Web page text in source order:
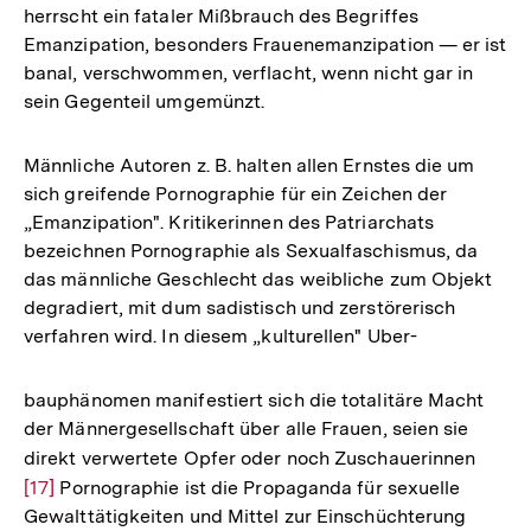
herrscht ein fataler Mißbrauch des Begriffes
Emanzipation, besonders Frauenemanzipation — er ist
banal, verschwommen, verflacht, wenn nicht gar in
sein Gegenteil umgemünzt.
Männliche Autoren z. B. halten allen Ernstes die um
sich greifende Pornographie für ein Zeichen der
„Emanzipation". Kritikerinnen des Patriarchats
bezeichnen Pornographie als Sexualfaschismus, da
das männliche Geschlecht das weibliche zum Objekt
degradiert, mit dum sadistisch und zerstörerisch
verfahren wird. In diesem „kulturellen" Uber-
bauphänomen manifestiert sich die totalitäre Macht
der Männergesellschaft über alle Frauen, seien sie
direkt verwertete Opfer oder noch Zuschauerinnen
[17] Pornographie ist die Propaganda für sexuelle
Gewalttätigkeiten und Mittel zur Einschüchterung